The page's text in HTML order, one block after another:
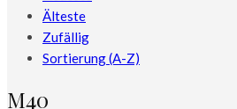
Älteste
Zufällig
Sortierung (A-Z)
M40